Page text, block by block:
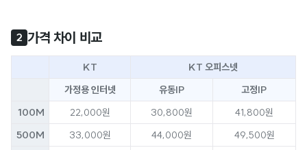
2 가격 차이 비교
KT
KT 오피스넷
가정용 인터넷
유동IP
고정IP
100M
22,000원 30,800원
41,800원
500M
33,000원 44,000원
49,500원